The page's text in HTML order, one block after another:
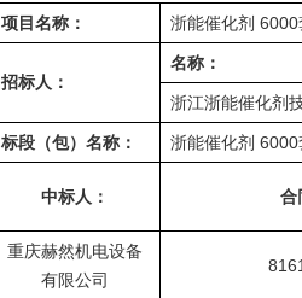
项目名称： 浙能催化剂
招标人：
名称：
浙江浙能催化剂
标段（包）名称： 浙能催化剂
中标人： 合
重庆赫然机电设备
有限公司